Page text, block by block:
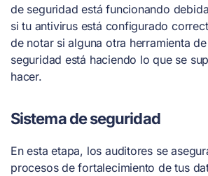
de seguridad está funcionando
si tu antivirus está configurado
de notar si alguna otra herramienta
seguridad está haciendo lo que se
hacer.
Sistema de seguridad
En esta etapa, los auditores se
procesos de fortalecimiento de tus